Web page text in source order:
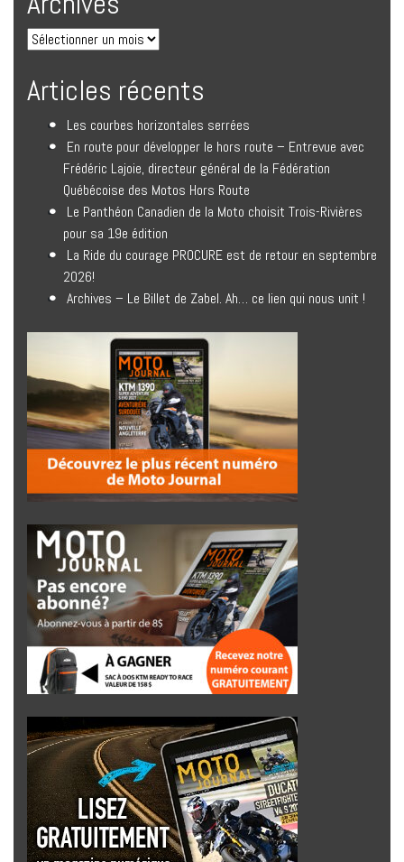
Articles récents
Les courbes horizontales serrées
En route pour développer le hors route – Entrevue avec
Frédéric Lajoie, directeur général de la Fédération
Québécoise des Motos Hors Route
Le Panthéon Canadien de la Moto choisit Trois-Rivières
pour sa 19e édition
La Ride du courage PROCURE est de retour en septembre
2026!
Archives – Le Billet de Zabel. Ah… ce lien qui nous unit !